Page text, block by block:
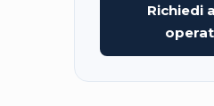
Richiedi